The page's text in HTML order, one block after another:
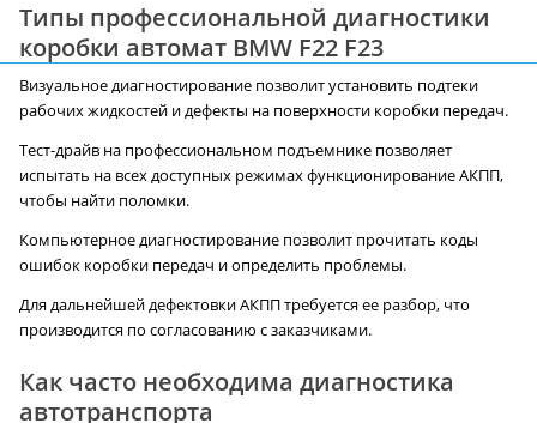
Типы профессиональной диагностики
коробки автомат BMW F22 F23
Визуальное диагностирование позволит установить подтеки
рабочих жидкостей и дефекты на поверхности коробки передач.
Тест-драйв на профессиональном подъемнике позволяет
испытать на всех доступных режимах функционирование АКПП,
чтобы найти поломки.
Компьютерное диагностирование позволит прочитать коды
ошибок коробки передач и определить проблемы.
Для дальнейшей дефектовки АКПП требуется ее разбор, что
производится по согласованию с заказчиками.
Как часто необходима диагностика
автотранспорта